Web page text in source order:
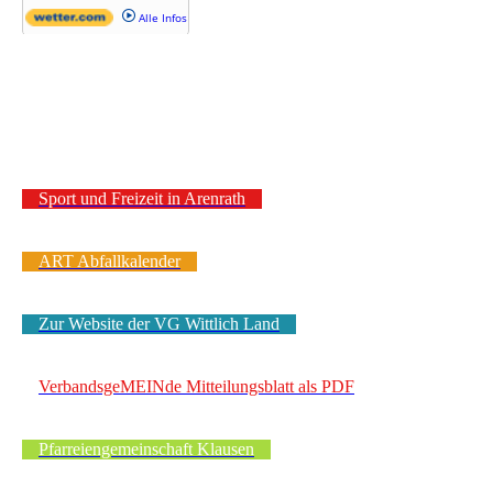
Sport und Freizeit in Arenrath
ART Abfallkalender
Zur Website der VG Wittlich Land
VerbandsgeMEINde Mitteilungsblatt als PDF
Pfarreiengemeinschaft Klausen